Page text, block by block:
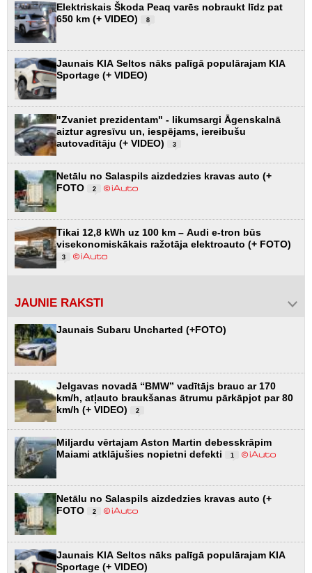
Elektriskais Škoda Peaq varēs nobraukt līdz pat
650 km (+ VIDEO)
8
Jaunais KIA Seltos nāks palīgā populārajam KIA
Sportage (+ VIDEO)
"Zvaniet prezidentam" - likumsargi Āgenskalnā
aiztur agresīvu un, iespējams, iereibušu
autovadītāju (+ VIDEO)
3
Netālu no Salaspils aizdedzies kravas auto (+
FOTO
2
Tikai 12,8 kWh uz 100 km – Audi e-tron būs
visekonomiskākais ražotāja elektroauto (+ FOTO)
3
JAUNIE RAKSTI
Jaunais Subaru Uncharted (+FOTO)
Jelgavas novadā “BMW” vadītājs brauc ar 170
km/h, atļauto braukšanas ātrumu pārkāpjot par 80
km/h (+ VIDEO)
2
Miljardu vērtajam Aston Martin debesskrāpim
Maiami atklājušies nopietni defekti
1
Netālu no Salaspils aizdedzies kravas auto (+
FOTO
2
Jaunais KIA Seltos nāks palīgā populārajam KIA
Sportage (+ VIDEO)